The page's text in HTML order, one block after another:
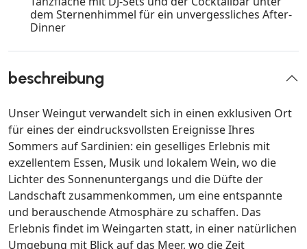
dem Sternenhimmel für ein unvergessliches After-
Dinner
beschreibung
Unser Weingut verwandelt sich in einen exklusiven Ort
für eines der eindrucksvollsten Ereignisse Ihres
Sommers auf Sardinien: ein geselliges Erlebnis mit
exzellentem Essen, Musik und lokalem Wein, wo die
Lichter des Sonnenuntergangs und die Düfte der
Landschaft zusammenkommen, um eine entspannte
und berauschende Atmosphäre zu schaffen. Das
Erlebnis findet im Weingarten statt, in einer natürlichen
Umgebung mit Blick auf das Meer, wo die Zeit